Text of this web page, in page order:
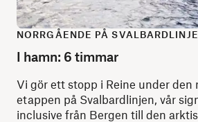
NORRGÅENDE PÅ
I hamn: 6 timmar
Vi gör ett stopp i Reine under den
etappen på Svalbardlinjen, vår
inclusive från Bergen till den